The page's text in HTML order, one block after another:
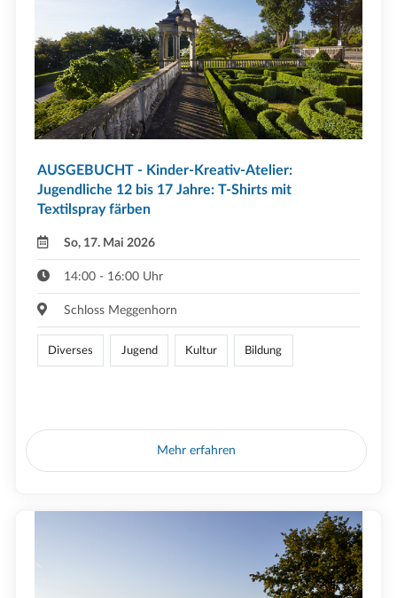
AUSGEBUCHT - Kinder-Kreativ-Atelier:
Jugendliche 12 bis 17 Jahre: T-Shirts mit
Textilspray färben
So, 17. Mai 2026
14:00 - 16:00 Uhr
Schloss Meggenhorn
Diverses Jugend Kultur Bildung
Mehr erfahren